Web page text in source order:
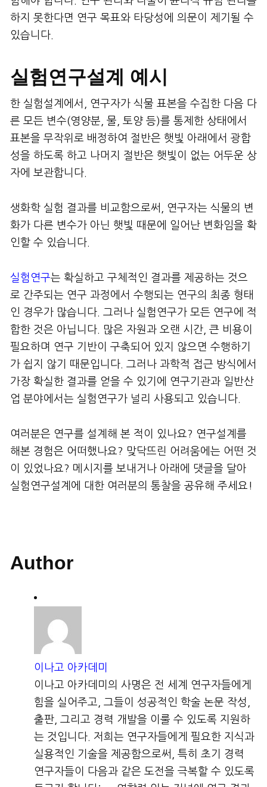
하지 못한다면 연구 목표와 타당성에 의문이 제기될 수
있습니다.
실험연구설계 예시
한 실험설계에서, 연구자가 식물 표본을 수집한 다음 다
른 모든 변수(영양분, 물, 토양 등)를 통제한 상태에서
표본을 무작위로 배정하여 절반은 햇빛 아래에서 광합
성을 하도록 하고 나머지 절반은 햇빛이 없는 어두운 상
자에 보관합니다.
생화학 실험 결과를 비교함으로써, 연구자는 식물의 변
화가 다른 변수가 아닌 햇빛 때문에 일어난 변화임을 확
인할 수 있습니다.
실험연구는 확실하고 구체적인 결과를 제공하는 것으
로 간주되는 연구 과정에서 수행되는 연구의 최종 형태
인 경우가 많습니다. 그러나 실험연구가 모든 연구에 적
합한 것은 아닙니다. 많은 자원과 오랜 시간, 큰 비용이
필요하며 연구 기반이 구축되어 있지 않으면 수행하기
가 쉽지 않기 때문입니다. 그러나 과학적 접근 방식에서
가장 확실한 결과를 얻을 수 있기에 연구기관과 일반산
업 분야에서는 실험연구가 널리 사용되고 있습니다.
여러분은 연구를 설계해 본 적이 있나요? 연구설계를
해본 경험은 어떠했나요? 맞닥뜨린 어려움에는 어떤 것
이 있었나요? 메시지를 보내거나 아래에 댓글을 달아
실험연구설계에 대한 여러분의 통찰을 공유해 주세요!
Author
이나고 아카데미
이나고 아카데미의 사명은 전 세계 연구자들에게
힘을 실어주고, 그들이 성공적인 학술 논문 작성,
출판, 그리고 경력 개발을 이룰 수 있도록 지원하
는 것입니다. 저희는 연구자들에게 필요한 지식과
실용적인 기술을 제공함으로써, 특히 초기 경력
연구자들이 다음과 같은 도전을 극복할 수 있도록